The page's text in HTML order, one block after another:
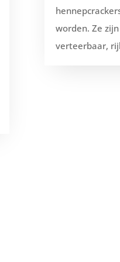
worden. Ze
verteerbaar,